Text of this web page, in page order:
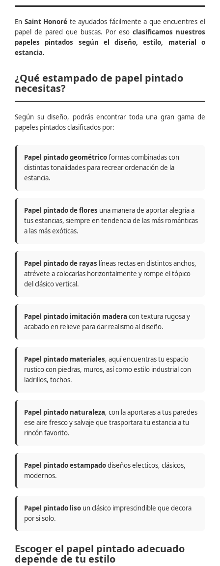
En Saint Honoré te ayudados fácilmente a que encuentres el
papel de pared que buscas. Por eso clasificamos nuestros
papeles pintados según el diseño, estilo, material o
estancia.
¿Qué estampado de papel pintado
necesitas?
Según su diseño, podrás encontrar toda una gran gama de
papeles pintados clasificados por:
Papel pintado geométricoformas combinadas con
distintas tonalidades para recrear ordenación de la
estancia.
Papel pintado de flores una manera de aportar alegría a
tus estancias, siempre en tendencia de las más románticas
a las más exóticas.
Papel pintado de rayas líneas rectas en distintos anchos,
atrévete a colocarlas horizontalmente y rompe el tópico
del clásico vertical.
Papel pintado imitación madera con textura rugosa y
acabado en relieve para dar realismo al diseño.
Papel pintado materiales, aquí encuentras tu espacio
rustico con piedras, muros, así como estilo industrial con
ladrillos, tochos.
Papel pintado naturaleza, con la aportaras a tus paredes
ese aire fresco y salvaje que trasportara tu estancia a tu
rincón favorito.
Papel pintado estampadodiseños electicos, clásicos,
modernos.
Papel pintado liso un clásico imprescindible que decora
por si solo.
Escoger el papel pintado adecuado
depende de tu estilo